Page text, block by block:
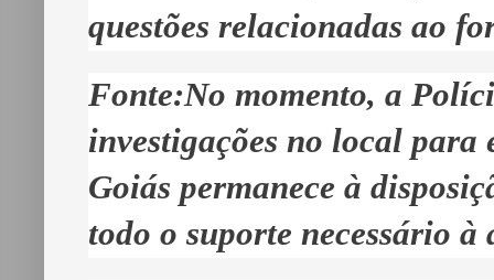
questões relacionadas ao
Fonte:No momento, a
investigações no local para
Goiás permanece à
todo o suporte necessário à